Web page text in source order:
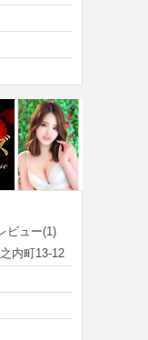
ビュー(1)
内町13-12